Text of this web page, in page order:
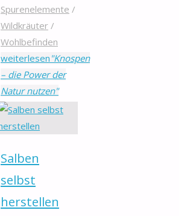
Spurenelemente /
Wildkräuter/
Wohlbefinden
weiterlesen "Knospen
– die Power der
Natur nutzen"
Salben
selbst
herstellen